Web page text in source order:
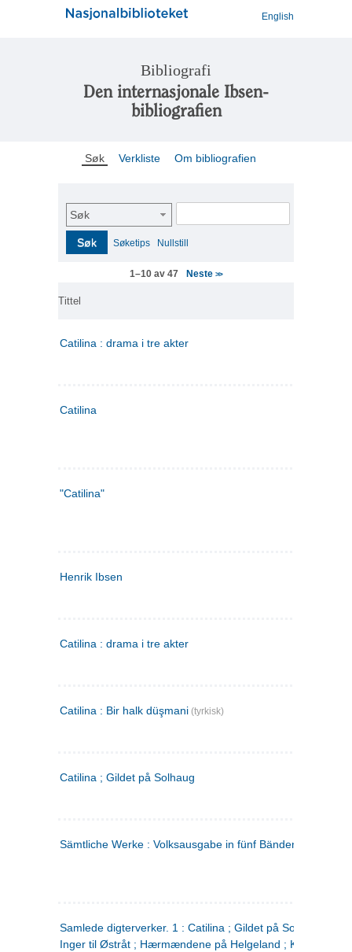
English
Bibliografi
Den internasjonale Ibsen-
bibliografien
Søk Verkliste Om bibliografien
Søk
Søk Søketips Nullstill
1–10 av 47 Neste>>
Tittel
Catilina : drama i tre akter
Catilina
"Catilina"
Henrik Ibsen
Catilina : drama i tre akter
Catilina : Bir halk düşmani (tyrkisk)
Catilina ; Gildet på Solhaug
Sämtliche Werke : Volksausgabe in fünf Bänden
Samlede digterverker. 1 : Catilina ; Gildet på Solhaug ; Fru
Inger til Østråt ; Hærmændene på Helgeland ;